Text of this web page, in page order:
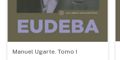
Manuel Ugarte. Tomo I